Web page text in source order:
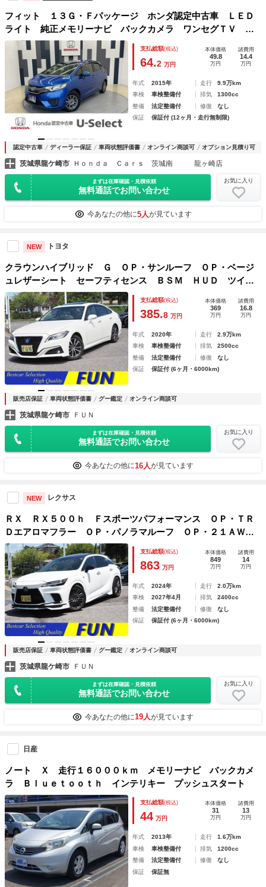
フィット １３Ｇ・Ｆパッケージ ホンダ認定中古車 ＬＥＤ
ライト 純正メモリーナビ バックカメラ ワンセグＴＶ Ｃ
Ｄ ＤＶＤ Ｂｌｕｅｔｏｏｔｈ接続 ＥＴＣ 横滑り防止装
置 アイドリングストップ 電動格納ミラー 盗難防止装置
パワステ
支払総額(税込)
64.2 万円
本体価格
49.8
万円
諸費用
14.4
万円
年式 2015年 走行
9.9万km
車検
車検整備付 排気
1300cc
整備
法定整備付 修復
なし
保証
保証付 (12ヶ月・走行無制限)
認定中古車 ディーラー保証 車両状態評価書 オンライン商談可 オプション見積り可
茨城県龍ケ崎市 Ｈｏｎｄａ Ｃａｒｓ 茨城南 龍ヶ崎店
まずは在庫確認・見積依頼
無料通話でお問い合わせ
お気に入り
今あなたの他に5人が見ています
NEW トヨタ
クラウンハイブリッド Ｇ ＯＰ・サンルーフ ＯＰ・ベージ
ュレザーシート セーフティセンス ＢＳＭ ＨＵＤ ツイン
ディスプレイ Ｂカメラ １００Ｖ／１００Ｗ 社外ドラレコ
前後
支払総額(税込)
385.8 万円
本体価格
369
万円
諸費用
16.8
万円
年式 2020年 走行
2.9万km
車検
車検整備付 排気
2500cc
整備
法定整備付 修復
なし
保証
保証付 (6ヶ月・6000km)
販売店保証 車両状態評価書 グー鑑定 オンライン商談可
茨城県龍ケ崎市 ＦＵＮ
まずは在庫確認・見積依頼
無料通話でお問い合わせ
お気に入り
今あなたの他に16人が見ています
NEW レクサス
ＲＸ ＲＸ５００ｈ Ｆスポーツパフォーマンス ＯＰ・ＴＲ
Ｄエアロマフラー ＯＰ・パノラマルーフ ＯＰ・２１ＡＷ
ＯＰ・寒冷地 セーフティシステムプラス チームメイト Ｄ
インナーミラー ＨＵＤ ＢＳＭ 全周囲 ハンズフリーＰバ
ックドア コンビシート
支払総額(税込)
863 万円
本体価格
849
万円
諸費用
14
万円
年式 2024年 走行
2.0万km
車検
2027年4月 排気
2400cc
整備
法定整備付 修復
なし
保証
保証付 (6ヶ月・6000km)
販売店保証 車両状態評価書 グー鑑定 オンライン商談可
茨城県龍ケ崎市 ＦＵＮ
まずは在庫確認・見積依頼
無料通話でお問い合わせ
お気に入り
今あなたの他に19人が見ています
日産
ノート Ｘ 走行１６０００ｋｍ メモリーナビ バックカメ
ラ Ｂｌｕｅｔｏｏｔｈ インテリキー プッシュスタート
支払総額(税込)
44 万円
本体価格
31
万円
諸費用
13
万円
年式 2013年 走行
1.6万km
車検
車検整備付 排気
1200cc
整備
法定整備付 修復
なし
保証
保証無